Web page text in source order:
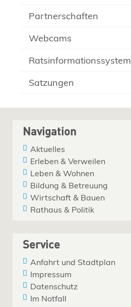
Partnerschaften
Webcams
Ratsinformationssystem
Satzungen
Navigation
Aktuelles
Erleben & Verweilen
Leben & Wohnen
Bildung & Betreuung
Wirtschaft & Bauen
Rathaus & Politik
Service
Anfahrt und Stadtplan
Impressum
Datenschutz
Im Notfall